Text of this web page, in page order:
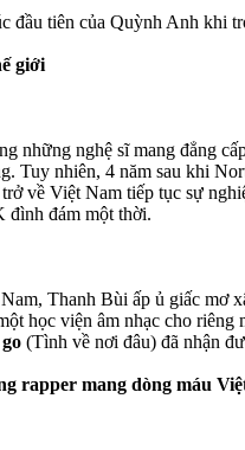
đầu tiên của Quỳnh Anh khi
giới
những nghệ sĩ mang đẳng
Tuy nhiên, 4 năm sau khi
về Việt Nam tiếp tục sự
đình đám một thời.
Thanh Bùi ấp ủ giấc mơ
học viện âm nhạc cho riêng
(Tình về nơi đâu) đã nhận
rapper mang dòng máu